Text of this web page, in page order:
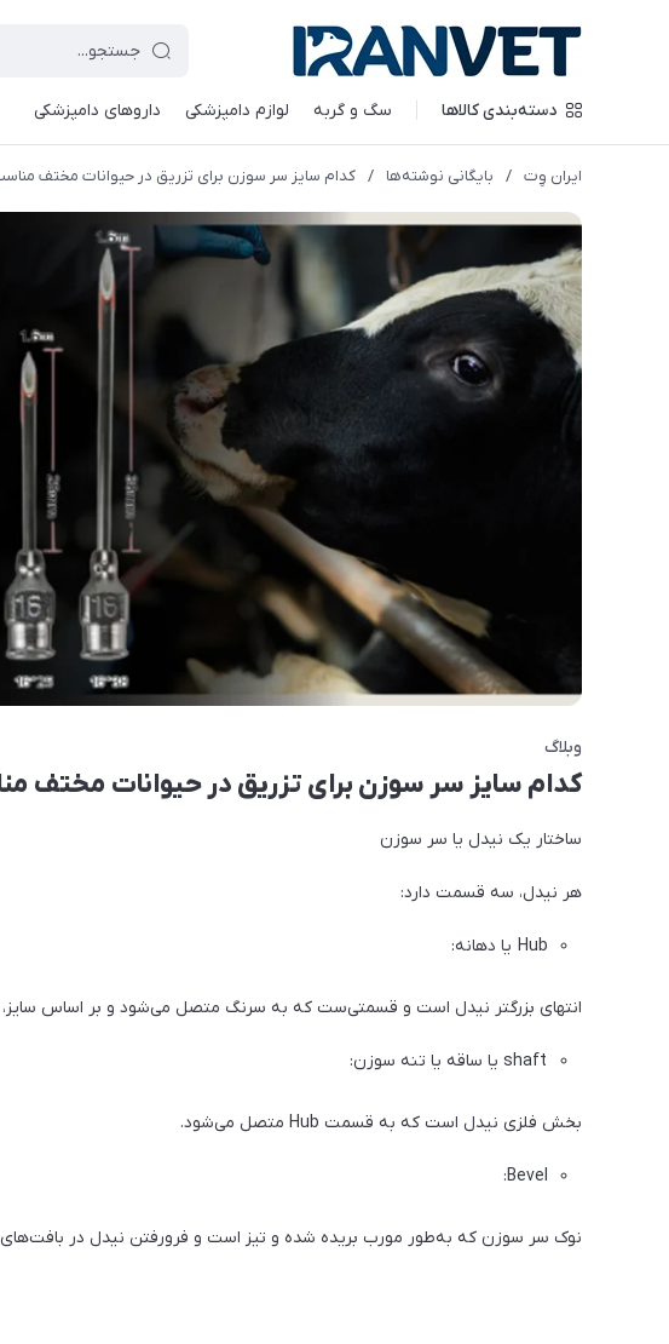
دسته‌بندی کالاها سگ و گربه لوازم دامپزشکی داروهای دامپزشکی
ایران وِت / بایگانی نوشته‌ها / کدام سایز سر سوزن برای تزریق در حیوانات مختف
وبلاگ
کدام سایز سر سوزن برای تزریق در حیوانات مختف
ساختار یک نیدل یا سر سوزن
هر نیدل، سه قسمت دارد:
Hub یا دهانه:
انتهای بزرگتر نیدل است و قسمتی‌ست که به سرنگ متصل می‌شود و بر اساس
بخش فلزی نیدل است که به قسمت Hub متصل می‌شود.
Bevel:
نوک سر سوزن که به‌طور مورب بریده شده و تیز است و فرورفتن نیدل در بافت‌های